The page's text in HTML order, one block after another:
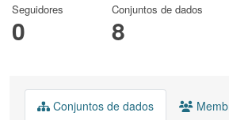
Seguidores
0
Conjuntos de dados
8
Conjuntos de dados